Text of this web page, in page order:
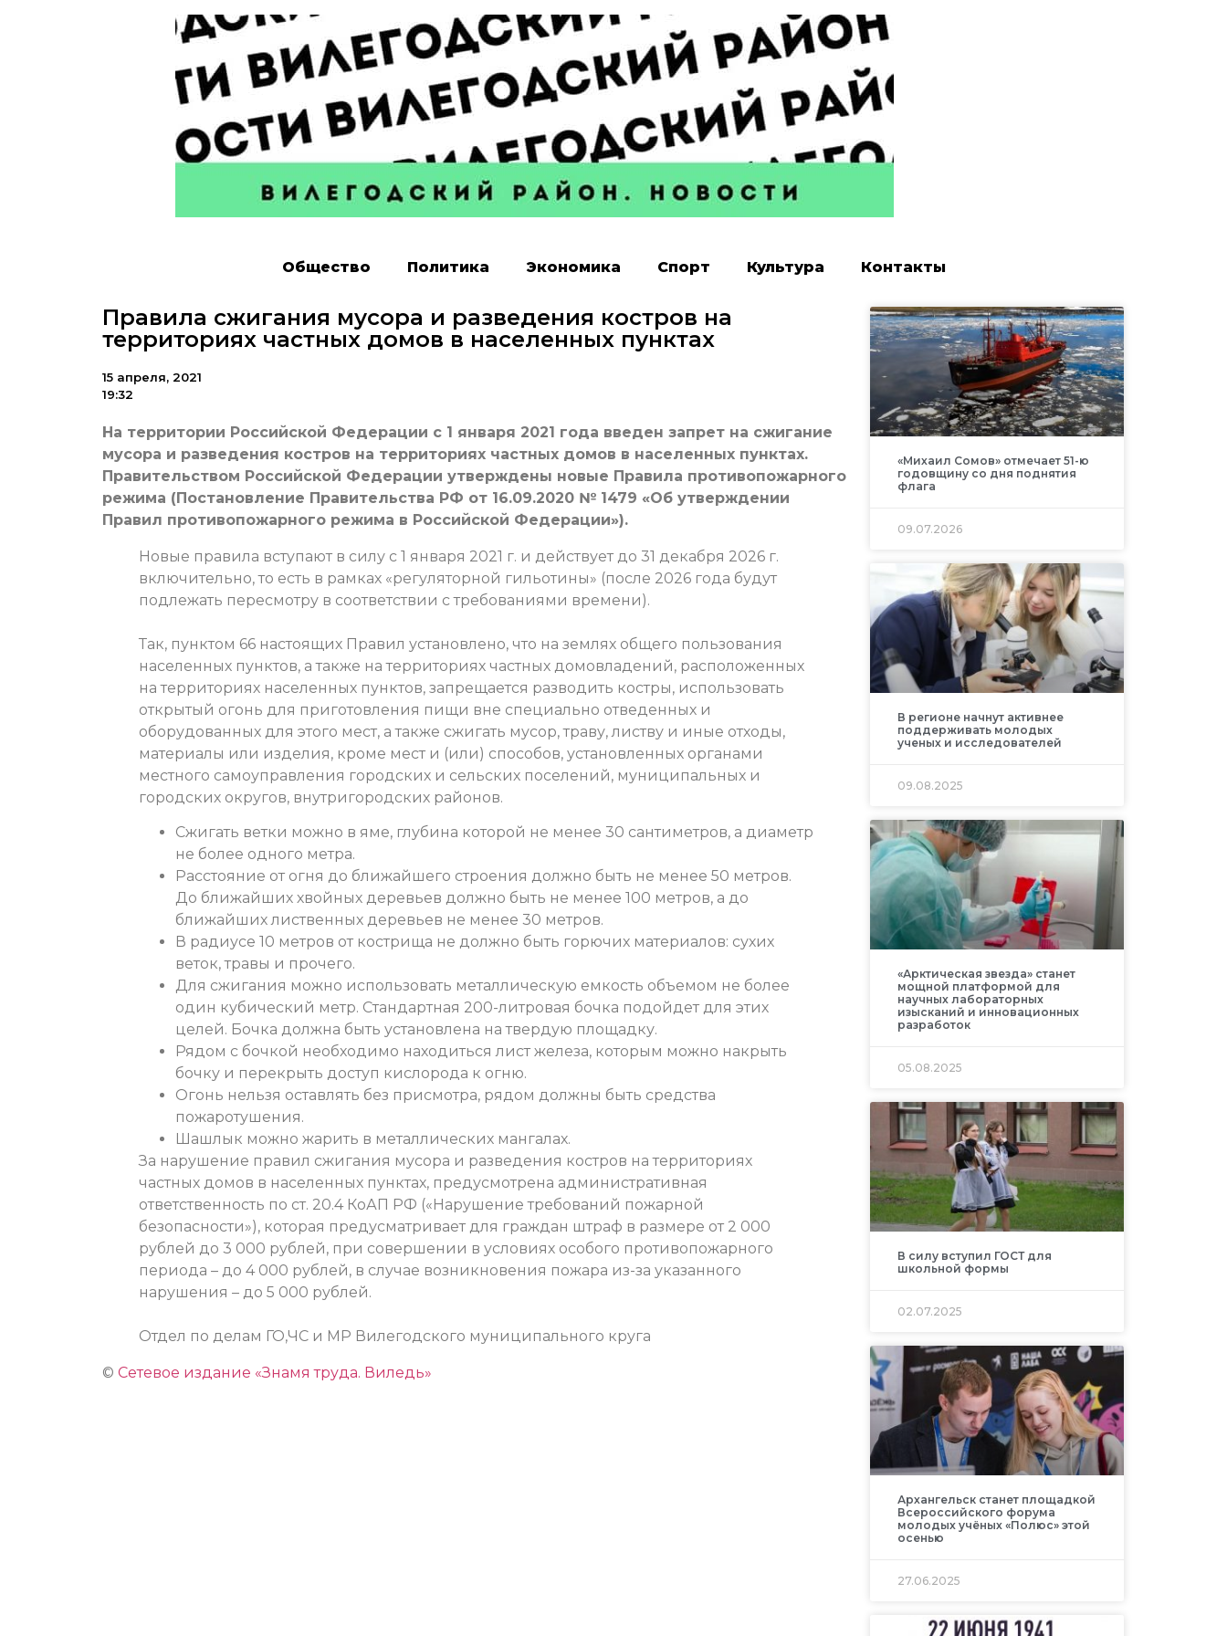
Общество Политика Экономика Спорт Культура Контакты
Правила сжигания мусора и разведения костров на
территориях частных домов в населенных пунктах
15 апреля, 2021
19:32
На территории Российской Федерации с 1 января 2021 года введен запрет на сжигание
мусора и разведения костров на территориях частных домов в населенных пунктах.
Правительством Российской Федерации утверждены новые Правила противопожарного
режима (Постановление Правительства РФ от 16.09.2020 № 1479 «Об утверждении
Правил противопожарного режима в Российской Федерации»).
Новые правила вступают в силу с 1 января 2021 г. и действует до 31 декабря 2026 г.
включительно, то есть в рамках «регуляторной гильотины» (после 2026 года будут
подлежать пересмотру в соответствии с требованиями времени).
Так, пунктом 66 настоящих Правил установлено, что на землях общего пользования
населенных пунктов, а также на территориях частных домовладений, расположенных
на территориях населенных пунктов, запрещается разводить костры, использовать
открытый огонь для приготовления пищи вне специально отведенных и
оборудованных для этого мест, а также сжигать мусор, траву, листву и иные отходы,
материалы или изделия, кроме мест и (или) способов, установленных органами
местного самоуправления городских и сельских поселений, муниципальных и
городских округов, внутригородских районов.
Сжигать ветки можно в яме, глубина которой не менее 30 сантиметров, а диаметр
не более одного метра.
Расстояние от огня до ближайшего строения должно быть не менее 50 метров.
До ближайших хвойных деревьев должно быть не менее 100 метров, а до
ближайших лиственных деревьев не менее 30 метров.
В радиусе 10 метров от кострища не должно быть горючих материалов: сухих
веток, травы и прочего.
Для сжигания можно использовать металлическую емкость объемом не более
один кубический метр. Стандартная 200-литровая бочка подойдет для этих
целей. Бочка должна быть установлена на твердую площадку.
Рядом с бочкой необходимо находиться лист железа, которым можно накрыть
бочку и перекрыть доступ кислорода к огню.
Огонь нельзя оставлять без присмотра, рядом должны быть средства
пожаротушения.
Шашлык можно жарить в металлических мангалах.
За нарушение правил сжигания мусора и разведения костров на территориях
частных домов в населенных пунктах, предусмотрена административная
ответственность по ст. 20.4 КоАП РФ («Нарушение требований пожарной
безопасности»), которая предусматривает для граждан штраф в размере от 2 000
рублей до 3 000 рублей, при совершении в условиях особого противопожарного
периода – до 4 000 рублей, в случае возникновения пожара из-за указанного
нарушения – до 5 000 рублей.
Отдел по делам ГО,ЧС и МР Вилегодского муниципального круга
© Сетевое издание «Знамя труда. Виледь»
«Михаил Сомов» отмечает 51-ю
годовщину со дня поднятия
флага
09.07.2026
В регионе начнут активнее
поддерживать молодых
ученых и исследователей
09.08.2025
«Арктическая звезда» станет
мощной платформой для
научных лабораторных
изысканий и инновационных
разработок
05.08.2025
В силу вступил ГОСТ для
школьной формы
02.07.2025
Архангельск станет площадкой
Всероссийского форума
молодых учёных «Полюс» этой
осенью
27.06.2025